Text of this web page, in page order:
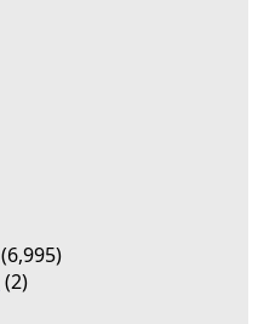
(6,995)
(2)